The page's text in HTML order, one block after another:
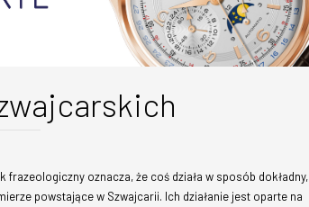
oznacza, że coś działa w sposób dokładny,
powstające w Szwajcarii. Ich działanie jest oparte na